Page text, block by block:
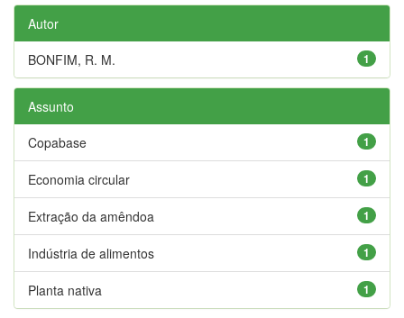
Autor
1
BONFIM, R. M.
Assunto
1
Copabase
1
Economia circular
1
Extração da amêndoa
1
Indústria de alimentos
1
Planta nativa